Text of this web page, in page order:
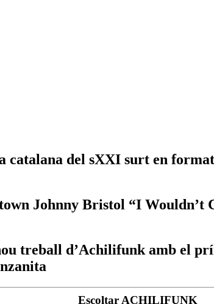
catalana del sXXI surt en
Johnny Bristol “I Wouldn’t
treball d’Achilifunk amb el
Escoltar ACHILIFUNK